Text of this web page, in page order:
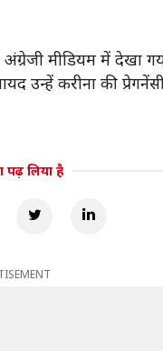
मीडियम में देखा
उन्हें करीना की
लिया है